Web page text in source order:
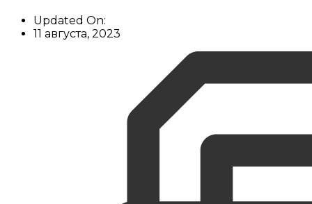
Updated On:
11 августа, 2023